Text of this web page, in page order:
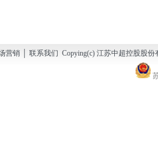
销 │ 联系我们 Copying(c) 江苏中超控股股